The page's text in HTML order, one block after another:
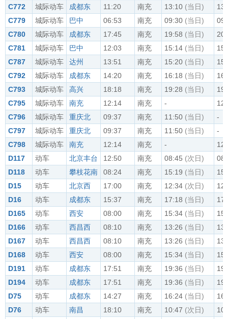
C772
城际动车 成都东 11:20 南充 13:10 (当日)
C779
城际动车 巴中 06:53 南充 09:30 (当日)
C780
城际动车 成都东 17:45 南充 19:58 (当日)
C781
城际动车 巴中 12:03 南充 15:14 (当日)
C787
城际动车 达州 13:51 南充 15:20 (当日)
C792
城际动车 成都东 14:20 南充 16:18 (当日)
C793
城际动车 高兴 18:18 南充 19:28 (当日)
C795
城际动车 南充 12:14 南充 -
C796
城际动车 重庆北 09:37 南充 11:50 (当日)
-
C797
城际动车 重庆北 09:37 南充 11:50 (当日)
-
C798
城际动车 南充 12:14 南充 -
D117
动车 北京丰台 12:50 南充 08:45 (次日)
D118
动车 攀枝花南 08:24 南充 15:19 (当日)
D15
动车 北京西 17:00 南充 12:34 (次日)
D16
动车 成都东 15:37 南充 17:18 (当日)
D165
动车 西安 08:00 南充 15:34 (当日)
D166
动车 西昌西 08:10 南充 13:26 (当日)
D167
动车 西昌西 08:10 南充 13:26 (当日)
D168
动车 西安 08:00 南充 15:34 (当日)
D191
动车 成都东 17:51 南充 19:36 (当日)
D194
动车 成都东 17:51 南充 19:36 (当日)
D75
动车 成都东 14:27 南充 16:24 (当日)
D76
动车 南昌 18:10 南充 10:47 (次日)